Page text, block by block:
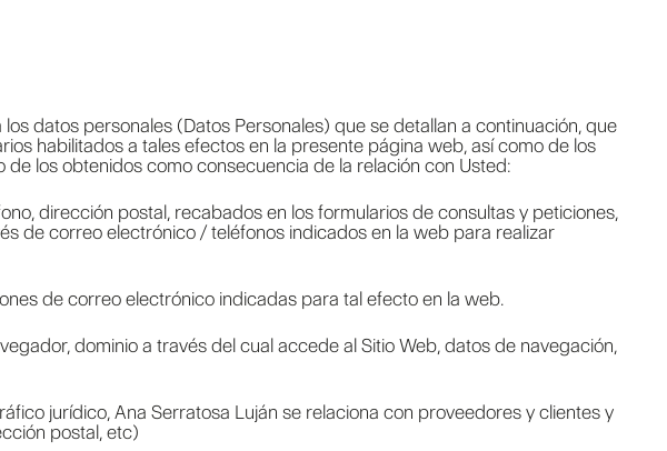
datos personales (Datos Personales) que se detallan a continuación, que
habilitados a tales efectos en la presente página web, así como de los
los obtenidos como consecuencia de la relación con Usted:
dirección postal, recabados en los formularios de consultas y peticiones,
de correo electrónico / teléfonos indicados en la web para realizar
de correo electrónico indicadas para tal efecto en la web.
dominio a través del cual accede al Sitio Web, datos de navegación,
jurídico, Ana Serratosa Luján se relaciona con proveedores y clientes y
postal, etc)